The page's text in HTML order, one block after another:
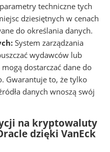
techniczne tych
dziesiętnych w cenach
do określania danych.
System zarządzania
wydawców lub
dostarczać dane do
Gwarantuje to, że tylko
danych wnoszą swój
na kryptowaluty
dzięki VanEck